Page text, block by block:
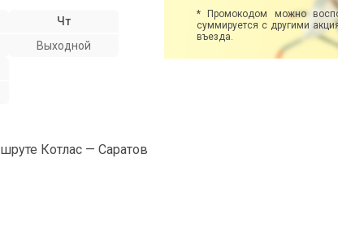
Чт
Выходной
Котлас — Саратов
* Промокодом можно
суммируется с другими
въезда.